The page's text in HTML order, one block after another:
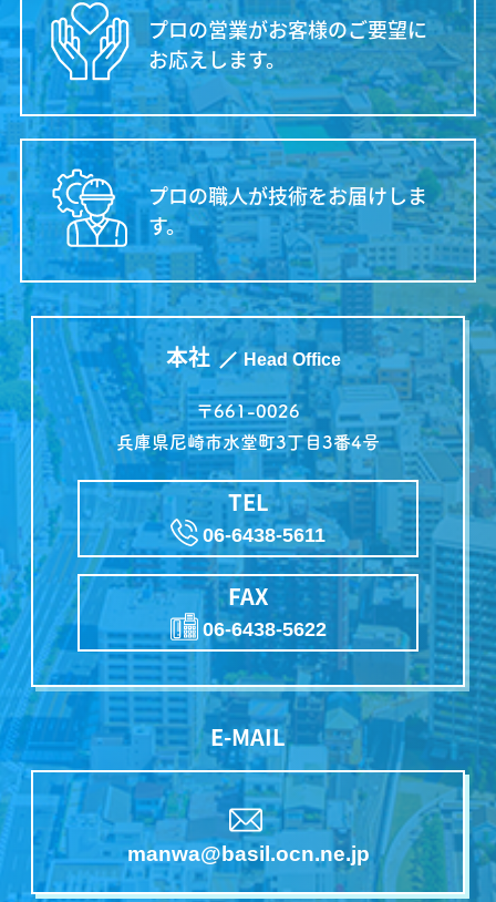
プロの営業がお客様のご要望に
お応えします。
プロの職人が技術をお届けしま
す。
本社 Head Office
〒661-0026
兵庫県尼崎市水堂町3丁目3番4号
TEL
06-6438-5611
FAX
06-6438-5622
E-MAIL
manwa@basil.ocn.ne.jp